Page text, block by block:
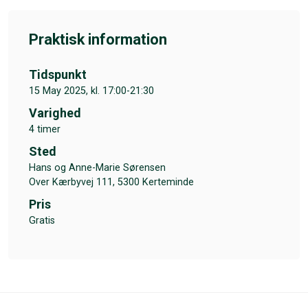
Praktisk information
Tidspunkt
15 May 2025, kl. 17:00-21:30
Varighed
4 timer
Sted
Hans og Anne-Marie Sørensen
Over Kærbyvej 111, 5300 Kerteminde
Pris
Gratis